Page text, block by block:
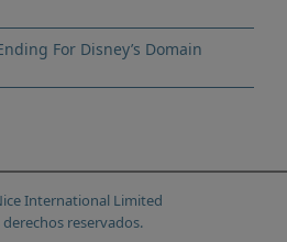
For Disney’s Domain
International Limited
derechos reservados.